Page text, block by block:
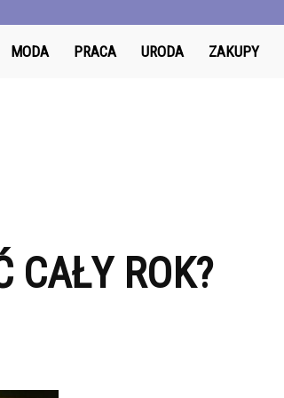
MODA PRACA URODA ZAKUPY
CAŁY ROK?